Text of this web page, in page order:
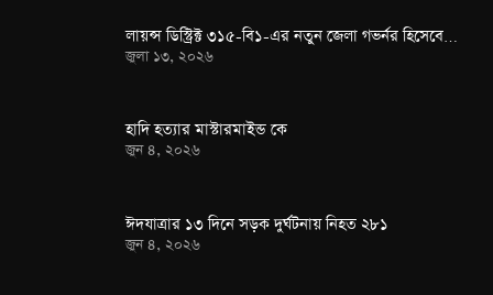
লায়ন্স ডিস্ট্রিক্ট ৩১৫-বি১-এর নতুন জেলা গভর্নর হিসেবে…
জুলা ১৩, ২০২৬
হাদি হত্যার মাস্টারমাইন্ড কে
জুন ৪, ২০২৬
ঈদযাত্রার ১৩ দিনে সড়ক দুর্ঘটনায় নিহত ২৮১
জুন ৪, ২০২৬